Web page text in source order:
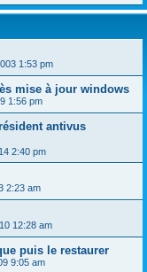
e
r
1:53 pm
mise à jour windows
1:56 pm
antivus
2:40 pm
2:23 am
12:28 am
puis le restaurer
9:05 am